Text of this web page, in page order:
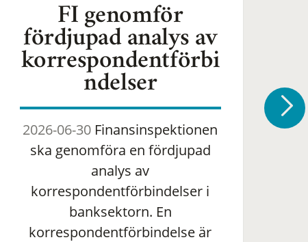
FI genomför
fördjupad analys av
korrespondentförbi
ndelser
2026-06-30 Finansinspektionen
ska genomföra en fördjupad
analys av
korrespondentförbindelser i
banksektorn. En
korrespondentförbindelse är